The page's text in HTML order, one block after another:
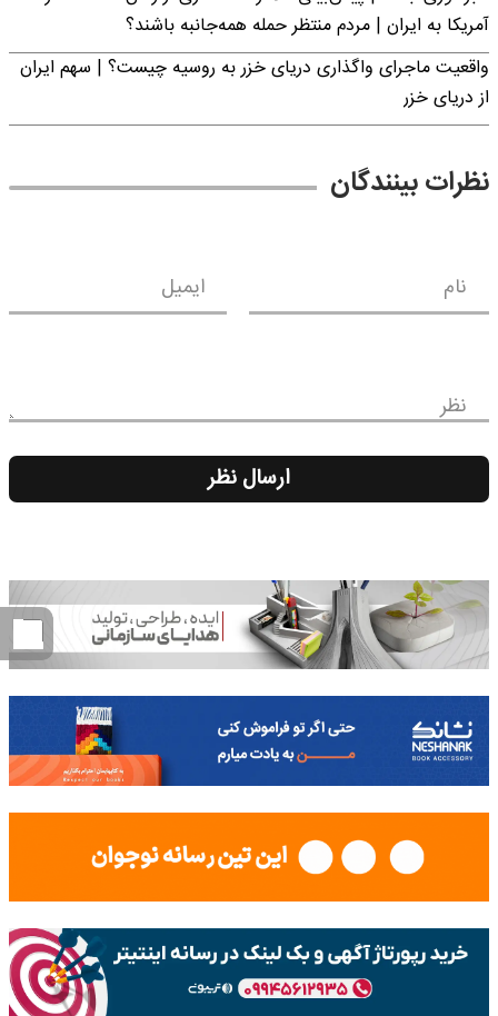
آمریکا به ایران | مردم منتظر حمله همه‌جانبه باشند؟
واقعیت ماجرای واگذاری دریای خزر به روسیه چیست؟ | سهم ایران
از دریای خزر
نظرات بینندگان
نام ایمیل
نظر
ارسال نظر